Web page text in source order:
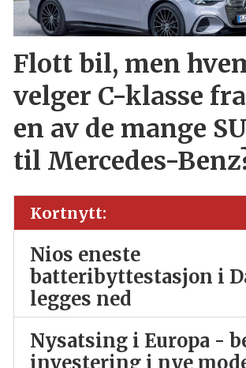
Flott bil, men
velger C-klasse
en av de mange
til Mercedes-
Kortnytt:
Nios eneste
batteribyttestasjon i
legges ned
Nysatsing i Europa -
investering i nye